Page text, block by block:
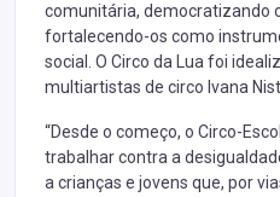
comunitária, democratizando
fortalecendo-os como
social. O Circo da Lua foi
multiartistas de circo Ivana
“Desde o começo, o Circo-
trabalhar contra a
a crianças e jovens que, por